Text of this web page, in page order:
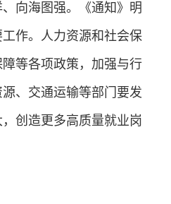
向海图强。《通知》明
作。人力资源和社会保
等各项政策，加强与行
、交通运输等部门要发
创造更多高质量就业岗